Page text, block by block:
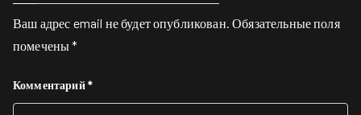
Ваш адрес email не будет опубликован. Обязательные поля
помечены*
Комментарий*